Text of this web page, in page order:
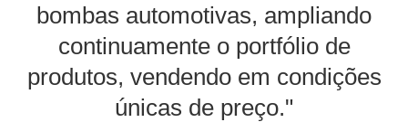
bombas automotivas, ampliando
continuamente o portfólio de
produtos, vendendo em condições
únicas de preço."